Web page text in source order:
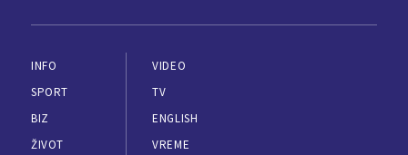
INFO
SPORT
BIZ
ŽIVOT
VIDEO
TV
ENGLISH
VREME